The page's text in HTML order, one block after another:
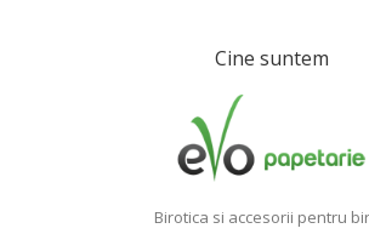
Cine suntem
Birotica si accesorii pentru